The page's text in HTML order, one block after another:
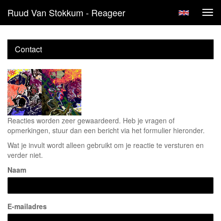
Ruud Van Stokkum - Reageer
Contact
Reacties worden zeer gewaardeerd. Heb je vragen of
opmerkingen, stuur dan een bericht via het formulier hieronder.
Wat je invult wordt alleen gebruikt om je reactie te versturen en
verder niet.
Naam
E-mailadres